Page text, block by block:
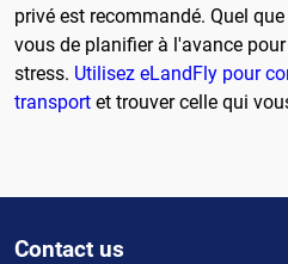
privé est recommandé. Quel
vous de planifier à l'avance
stress. Utilisez eLandFly pour
transport et trouver celle qui
Contact us